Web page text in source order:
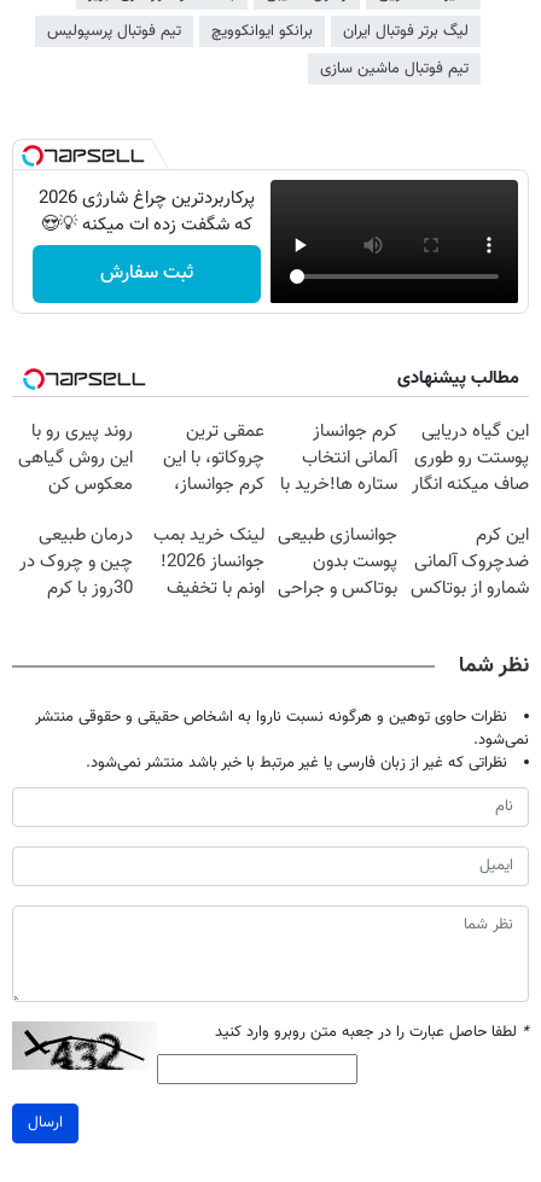
لیگ برتر فوتبال ایران
برانکو ایوانکوویچ
تیم فوتبال پرسپولیس
تیم فوتبال ماشین سازی
پرکاربردترین چراغ شارژی 2026
که شگفت زده ات میکنه 💡😍
ثبت سفارش
مطالب پیشنهادی
این گیاه دریایی
پوستت رو طوری
صاف میکنه انگار
شدی🔥
کرم جوانساز
آلمانی انتخاب
ستاره ها!خرید با
عمقی ترین
چروکاتو، با این
کرم جوانساز،
تخفیف سفارش
فوری)
روند پیری رو با
این روش گیاهی
معکوس کن
این کرم
ضدچروک آلمانی
شمارو از بوتاکس
امشب)
جوانسازی طبیعی
پوست بدون
بوتاکس و جراحی
لینک خرید بمب
جوانساز 2026!
اونم با تخفیف
درمان طبیعی
چین و چروک در
30روز با کرم
نظر شما
نظرات حاوی توهین و هرگونه نسبت ناروا به اشخاص حقیقی و حقوقی منتشر
نمی‌شود.
نظراتی که غیر از زبان فارسی یا غیر مرتبط با خبر باشد منتشر نمی‌شود.
* لطفا حاصل عبارت را در جعبه متن روبرو وارد کنید
ارسال